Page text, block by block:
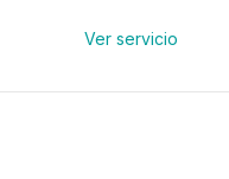
Ver servicio